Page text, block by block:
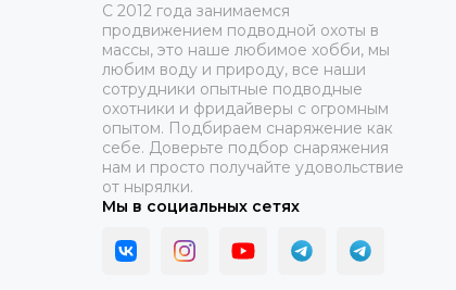
C 2012 года занимаемся
продвижением подводной охоты в
массы, это наше любимое хобби, мы
любим воду и природу, все наши
сотрудники опытные подводные
охотники и фридайверы с огромным
опытом. Подбираем снаряжение как
себе. Доверьте подбор снаряжения
нам и просто получайте удовольствие
от нырялки.
Мы в социальных сетях